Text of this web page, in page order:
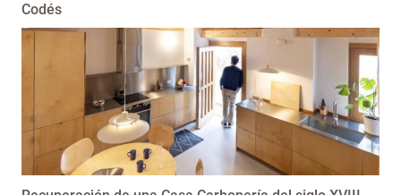
Codés